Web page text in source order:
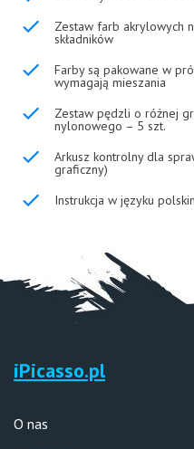
Zestaw farb akrylowych
składników
Farby są pakowane w
wymagają mieszania
Zestaw pędzli o różnej
nylonowego – 5 szt.
Arkusz kontrolny dla
graficzny)
Instrukcja w języku
iPicasso.pl
O nas